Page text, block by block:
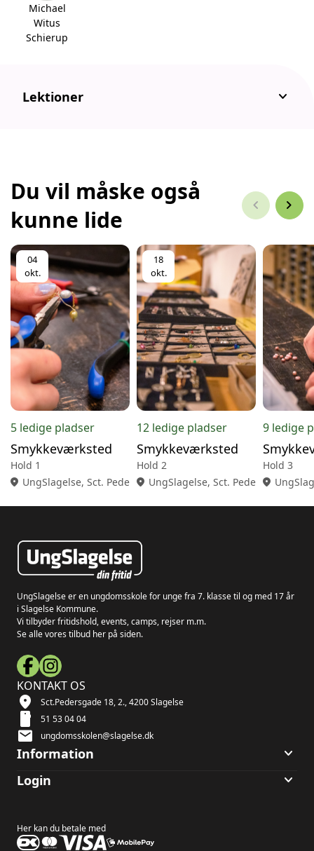
Michael
Witus
Schierup
Lektioner keyboard_arrow_down
Du vil måske også
kunne lide
chevron_left chevron_right
04
okt.
5 ledige pladser
Smykkeværksted
Hold 1
location_on UngSlagelse, Sct. Pedersgade 18, 2., 4200 Slagelse
18
okt.
12 ledige pladser
Smykkeværksted
Hold 2
location_on UngSlagelse, Sct. Pedersgade 18,
9 ledige
Hold 3
location_on
UngSlagelse er en ungdomsskole for unge fra 7. klasse til og med 17 år
i Slagelse Kommune.
Vi tilbyder fritidshold, events, camps, rejser m.m.
Se alle vores tilbud her på siden.
KONTAKT OS
location_on Sct.Pedersgade 18, 2., 4200 Slagelse
smartphone 51 53 04 04
mail ungdomsskolen@slagelse.dk
Information keyboard_arrow_down
Login keyboard_arrow_down
Her kan du betale med